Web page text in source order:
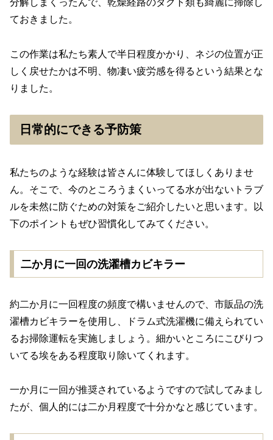
分解しまくったんで、乾燥経路のダクト類も綺麗に掃除し
ておきました。
この作業は私たち素人で半日程度かかり、ネジの位置が正
しく戻せたかは不明、物凄い疲労感を得るという結果とな
りました。
日常的にできる予防策
私たちのような経験は皆さんに体験してほしくありませ
ん。そこで、今のところうまくいってる水が出ないトラブ
ルを未然に防ぐための対策をご紹介したいと思います。以
下のポイントもぜひ習慣化してみてください。
二か月に一回の洗濯槽カビキラー
約二か月に一回程度の頻度で構いませんので、市販品の洗
濯槽カビキラーを使用し、ドラム式洗濯機に備えられてい
るお掃除運転を実施しましょう。細かいところにこびりつ
いてる埃をある程度取り除いてくれます。
一か月に一回が推奨されているようですので試してみまし
たが、個人的には二か月程度で十分かなと感じています。